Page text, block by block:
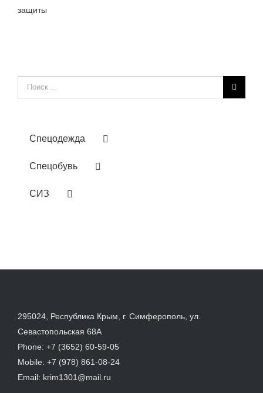
защиты
Результат
поиска:
Спецодежда
Спецобувь
СИЗ
295024, Республика Крым, г. Симферополь, ул.
Севастопольская 68А
Phone: +7 (3652) 60-59-05
Mobile: +7 (978) 861-08-24
Email: krim1301@mail.ru